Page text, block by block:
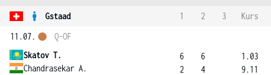
Gstaad 1 2 3
Kurs
11.07.
Skatov T.
Chandrasekar A.
Q-OF
6
2
6
4
1.03
9.11